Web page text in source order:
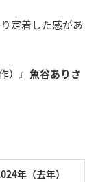
定着した感があ
）』 魚谷ありさ
年（去年）